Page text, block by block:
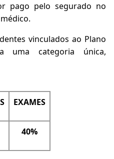
pago pelo segurado no
vinculados ao Plano
uma categoria única,
EXAMES
40%